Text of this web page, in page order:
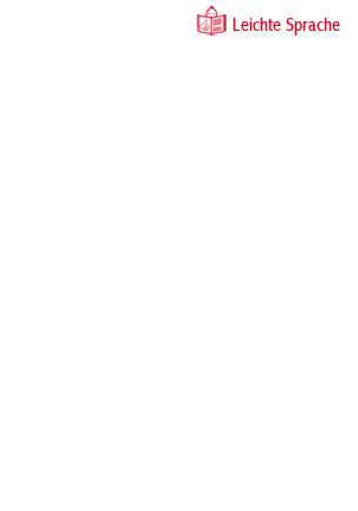
Leichte Sprache